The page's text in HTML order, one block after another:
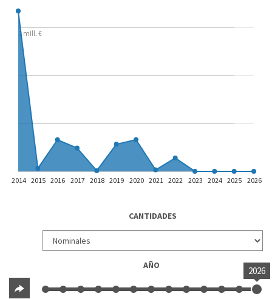
2014 2015 2016 2017 2018 2019 2020 2021 2022 2023 2024 2025 2026
3 mill. €
CANTIDADES
AÑO 2026